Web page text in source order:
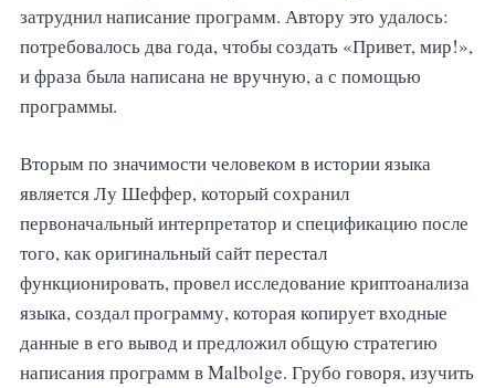
затруднил написание программ. Автору это удалось:
потребовалось два года, чтобы создать «Привет, мир!»,
и фраза была написана не вручную, а с помощью
программы.
Вторым по значимости человеком в истории языка
является Лу Шеффер, который сохранил
первоначальный интерпретатор и спецификацию после
того, как оригинальный сайт перестал
функционировать, провел исследование криптоанализа
языка, создал программу, которая копирует входные
данные в его вывод и предложил общую стратегию
написания программ в Malbolge. Грубо говоря, изучить